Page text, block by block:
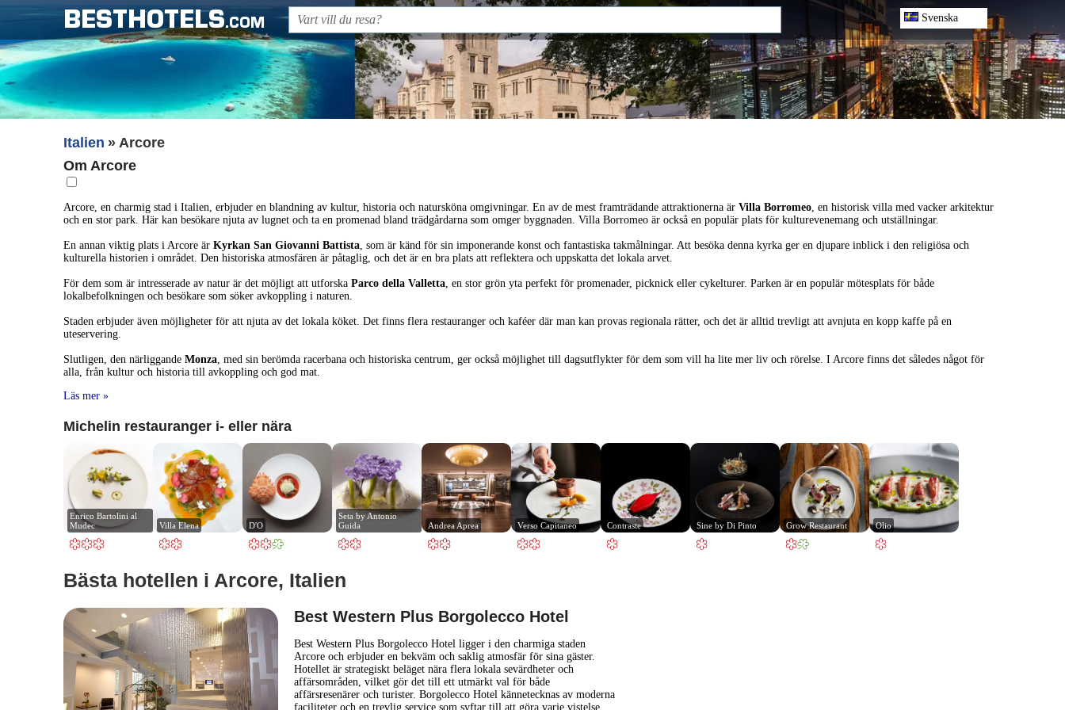
BESTHOTELS.COM Svenska
Italien
Arcore
Om Arcore
Arcore, en charmig stad i Italien, erbjuder en blandning av kultur, historia och natursköna omgivningar. En av de mest framträdande attraktionerna ärVilla Borromeo, en historisk villa med vacker arkitektur
och en stor park. Här kan besökare njuta av lugnet och ta en promenad bland trädgårdarna som omger byggnaden. Villa Borromeo är också en populär plats för kulturevenemang och utställningar.
En annan viktig plats i Arcore ärKyrkan San Giovanni Battista, som är känd för sin imponerande konst och fantastiska takmålningar. Att besöka denna kyrka ger en djupare inblick i den religiösa och
kulturella historien i området. Den historiska atmosfären är påtaglig, och det är en bra plats att reflektera och uppskatta det lokala arvet.
För dem som är intresserade av natur är det möjligt att utforskaParco della Valletta, en stor grön yta perfekt för promenader, picknick eller cykelturer. Parken är en populär mötesplats för både
lokalbefolkningen och besökare som söker avkoppling i naturen.
Staden erbjuder även möjligheter för att njuta av det lokala köket. Det finns flera restauranger och kaféer där man kan provas regionala rätter, och det är alltid trevligt att avnjuta en kopp kaffe på en
uteservering.
Slutligen, den närliggandeMonza, med sin berömda racerbana och historiska centrum, ger också möjlighet till dagsutflykter för dem som vill ha lite mer liv och rörelse. I Arcore finns det således något för
alla, från kultur och historia till avkoppling och god mat.
Läs mer »
Michelin restauranger i- eller nära
Enrico Bartolini al
Mudec
Villa Elena D'O
Seta by Antonio
Guida
Andrea Aprea Verso Capitaneo Contraste Sine by Di Pinto Grow Restaurant Olio
Bästa hotellen i Arcore, Italien
Best Western Plus Borgolecco Hotel
Best Western Plus Borgolecco Hotel ligger i den charmiga staden
Arcore och erbjuder en bekväm och saklig atmosfär för sina gäster.
Hotellet är strategiskt beläget nära flera lokala sevärdheter och
affärsområden, vilket gör det till ett utmärkt val för både
affärsresenärer och turister. Borgolecco Hotel kännetecknas av moderna
faciliteter och en trevlig service som syftar till att göra varje vistelse...